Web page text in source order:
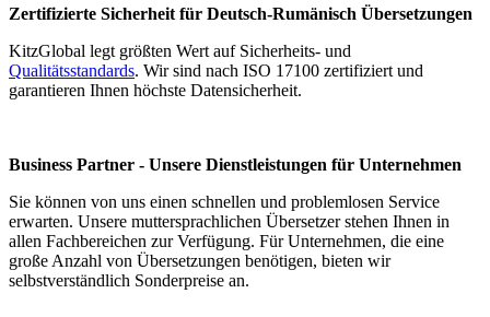
Zertifizierte Sicherheit für Deutsch-Rumänisch Übersetzungen
KitzGlobal legt größten Wert auf Sicherheits- und
Qualitätsstandards. Wir sind nach ISO 17100 zertifiziert und
garantieren Ihnen höchste Datensicherheit.
Business Partner - Unsere Dienstleistungen für Unternehmen
Sie können von uns einen schnellen und problemlosen Service
erwarten. Unsere muttersprachlichen Übersetzer stehen Ihnen in
allen Fachbereichen zur Verfügung. Für Unternehmen, die eine
große Anzahl von Übersetzungen benötigen, bieten wir
selbstverständlich Sonderpreise an.